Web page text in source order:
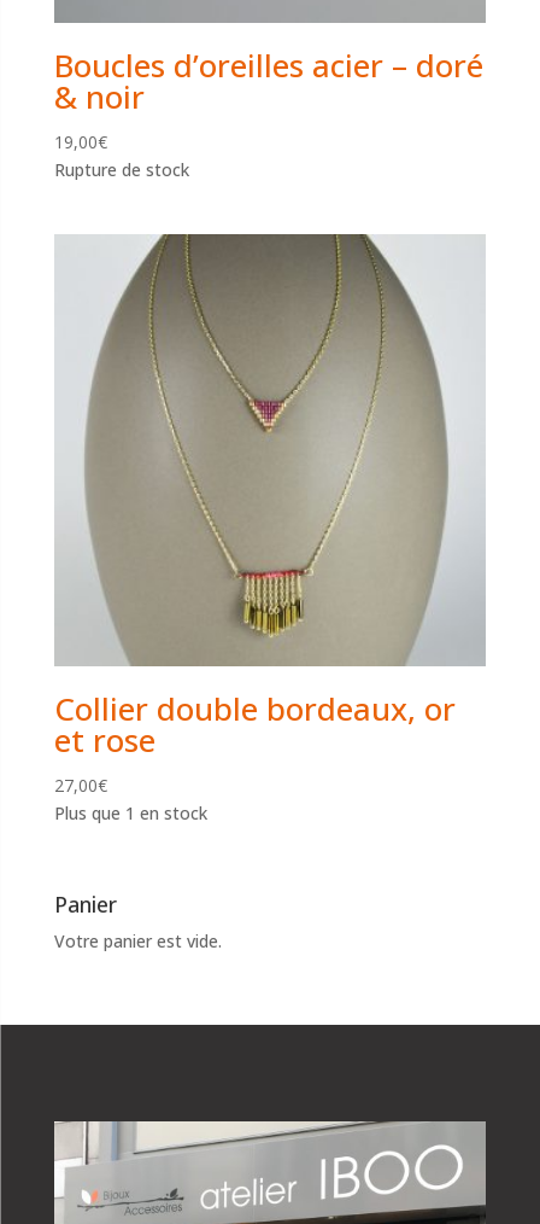
Boucles d’oreilles acier – doré
& noir
19,00€
Rupture de stock
Collier double bordeaux, or
et rose
27,00€
Plus que 1 en stock
Panier
Votre panier est vide.